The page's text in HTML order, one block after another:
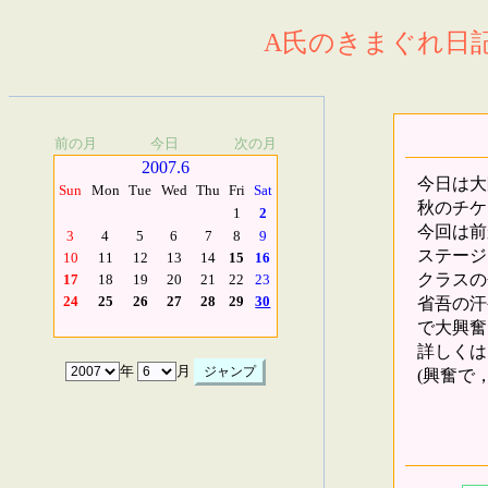
A氏のきまぐれ日
前の月 今日 次の月
2007.6
Sun Mon Tue Wed Thu Fri Sat
1
2
3
4 5 6 7 8
9
10
11 12 13 14 15
16
17
18 19 20 21 22
23
24
25 26 27 28 29 30
年 月
今日は
秋のチ
今回は
ステー
クラス
省吾の
で大興
詳しく
(興奮で